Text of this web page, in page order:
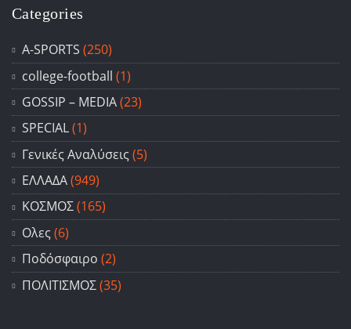
Categories
A-SPORTS (250)
college-football (1)
GOSSIP – ΜΕDIA(23)
SPECIAL(1)
Γενικές Αναλύσεις (5)
ΕΛΛΑΔΑ(949)
ΚΟΣΜΟΣ(165)
Ολες (6)
Ποδόσφαιρο (2)
ΠΟΛΙΤΙΣΜΟΣ(35)